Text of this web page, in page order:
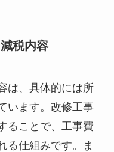
税内容
は、具体的には所
います。改修工事
ることで、工事費
る仕組みです。ま